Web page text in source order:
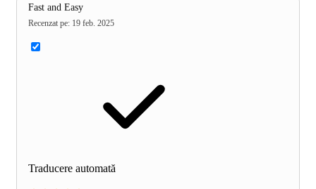
Fast and Easy
Recenzat pe: 19 feb. 2025
Traducere automată